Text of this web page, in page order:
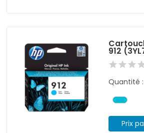
912
Quantité :
Prix